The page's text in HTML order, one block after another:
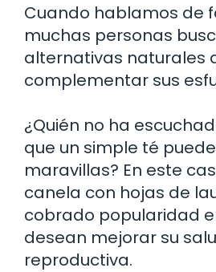
Cuando hablamos de
muchas personas
alternativas naturales
complementar sus
¿Quién no ha
que un simple té
maravillas? En este
canela con hojas de
cobrado popularidad
desean mejorar su
reproductiva.